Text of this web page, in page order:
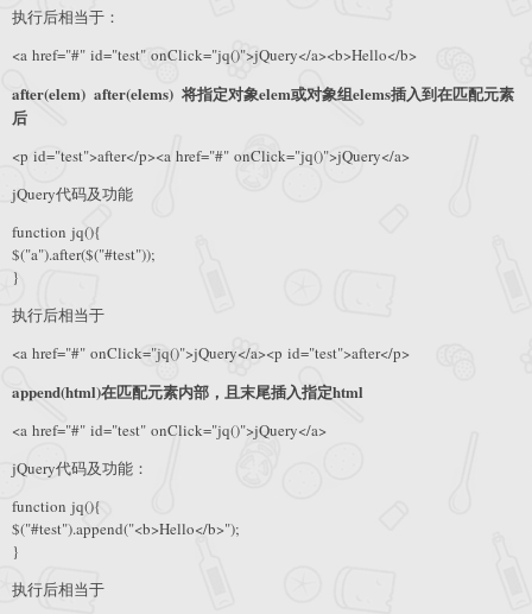
执行后相当于：
<a href="#" id="test" onClick="jq()">jQuery</a><b>Hello</b>
after(elem) after(elems) 将指定对象elem或对象组elems插入到在匹配元素
后
<p id="test">after</p><a href="#" onClick="jq()">jQuery</a>
jQuery代码及功能
function jq(){
$("a").after($("#test"));
}
执行后相当于
<a href="#" onClick="jq()">jQuery</a><p id="test">after</p>
append(html)在匹配元素内部，且末尾插入指定html
<a href="#" id="test" onClick="jq()">jQuery</a>
jQuery代码及功能：
function jq(){
$("#test").append("<b>Hello</b>");
}
执行后相当于